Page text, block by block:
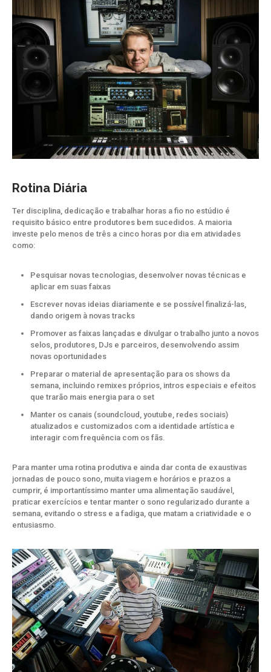
Rotina Diária
Ter disciplina, dedicação e trabalhar horas a fio no estúdio é
requisito básico entre produtores bem sucedidos. A maioria
investe pelo menos de três a cinco horas por dia em atividades
como:
Pesquisar novas tecnologias, desenvolver novas técnicas e
aplicar em suas faixas
Escrever novas ideias diariamente e se possível finalizá-las,
dando origem à novas tracks
Promover as faixas lançadas e divulgar o trabalho junto a novos
selos, produtores, DJs e parceiros, desenvolvendo assim
novas oportunidades
Preparar o material de apresentação para os shows da
semana, incluindo remixes próprios, intros especiais e efeitos
que trarão mais energia para o set
Manter os canais (soundcloud, youtube, redes sociais)
atualizados e customizados com a identidade artística e
interagir com frequência com os fãs.
Para manter uma rotina produtiva e ainda dar conta de exaustivas
jornadas de pouco sono, muita viagem e horários e prazos a
cumprir, é importantíssimo manter uma alimentação saudável,
praticar exercícios e tentar manter o sono regularizado durante a
semana, evitando o stress e a fadiga, que matam a criatividade e o
entusiasmo.